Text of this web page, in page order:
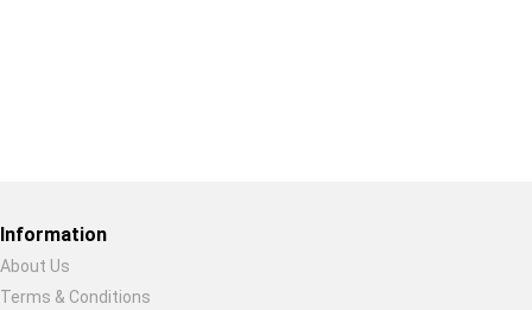
Information
About Us
Terms & Conditions